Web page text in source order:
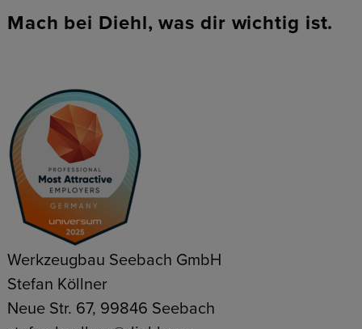
Mach bei Diehl, was dir wichtig ist.
Werkzeugbau Seebach GmbH
Stefan Köllner
Neue Str. 67, 99846 Seebach